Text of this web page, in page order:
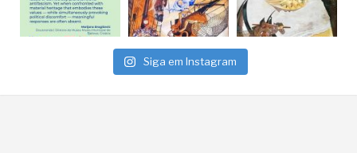
Siga em Instagram